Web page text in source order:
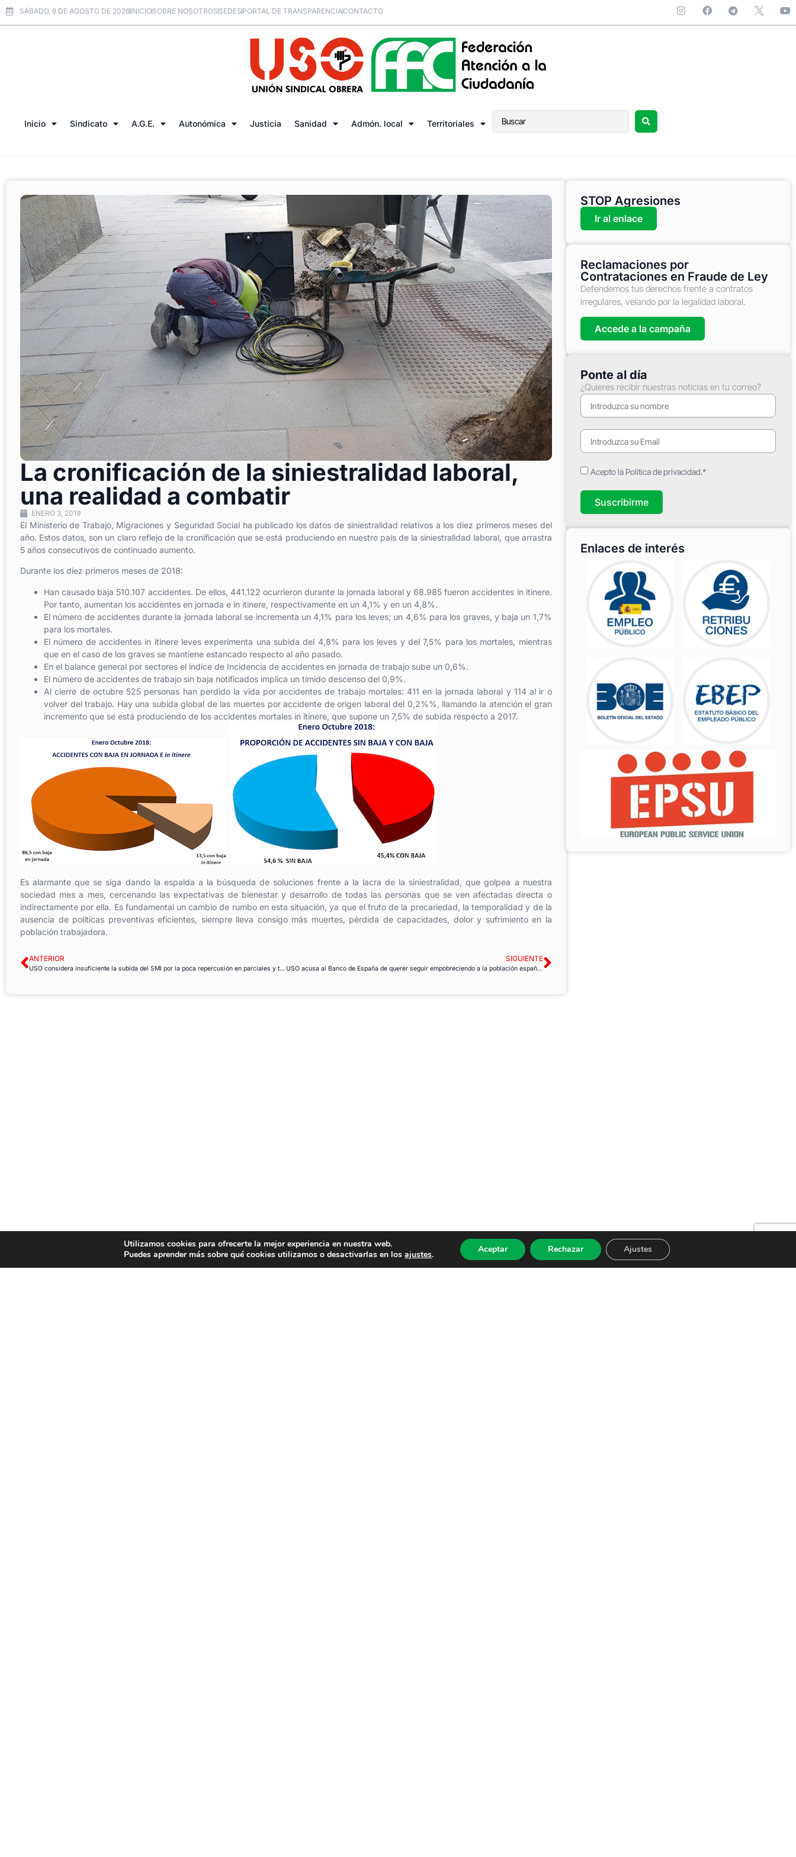
SÁBADO, 8 DE AGOSTO DE 2026INICIOSOBRE NOSOTROSSEDESPORTAL DE TRANSPARENCIACONTACTO
Inicio Sindicato A.G.E. Autonómica Justicia Sanidad Admón. local Territoriales
La cronificación de la siniestralidad laboral,
una realidad a combatir
ENERO 3, 2019
El Ministerio de Trabajo, Migraciones y Seguridad Social ha publicado los datos de siniestralidad relativos a los diez primeros meses del
año. Estos datos, son un claro reflejo de la cronificación que se está produciendo en nuestro país de la siniestralidad laboral, que arrastra
5 años consecutivos de continuado aumento.
Durante los diez primeros meses de 2018:
Han causado baja 510.107 accidentes. De ellos, 441.122 ocurrieron durante la jornada laboral y 68.985 fueron accidentes in itinere.
Por tanto, aumentan los accidentes en jornada e in itinere, respectivamente en un 4,1% y en un 4,8%.
El número de accidentes durante la jornada laboral se incrementa un 4,1% para los leves; un 4,6% para los graves, y baja un 1,7%
para los mortales.
El número de accidentes in itinere leves experimenta una subida del 4,8% para los leves y del 7,5% para los mortales, mientras
que en el caso de los graves se mantiene estancado respecto al año pasado.
En el balance general por sectores el índice de Incidencia de accidentes en jornada de trabajo sube un 0,6%.
El número de accidentes de trabajo sin baja notificados implica un tímido descenso del 0,9%.
Al cierre de octubre 525 personas han perdido la vida por accidentes de trabajo mortales: 411 en la jornada laboral y 114 al ir o
volver del trabajo. Hay una subida global de las muertes por accidente de origen laboral del 0,2%%, llamando la atención el gran
incremento que se está produciendo de los accidentes mortales in itinere, que supone un 7,5% de subida respecto a 2017.
Es alarmante que se siga dando la espalda a la búsqueda de soluciones frente a la lacra de la siniestralidad, que golpea a nuestra
sociedad mes a mes, cercenando las expectativas de bienestar y desarrollo de todas las personas que se ven afectadas directa o
indirectamente por ella. Es fundamental un cambio de rumbo en esta situación, ya que el fruto de la precariedad, la temporalidad y de la
ausencia de políticas preventivas eficientes, siempre lleva consigo más muertes, pérdida de capacidades, dolor y sufrimiento en la
población trabajadora.
ANTERIOR
USO considera insuficiente la subida del SMI por la poca repercusión en parciales y temporales
SIGUIENTE
USO acusa al Banco de España de querer seguir empobreciendo a la población española
STOP Agresiones
Ir al enlace
Reclamaciones por
Contrataciones en Fraude de Ley
Defendemos tus derechos frente a contratos
irregulares, velando por la legalidad laboral.
Accede a la campaña
Ponte al día
¿Quieres recibir nuestras noticias en tu correo?
Acepto la Política de privacidad.*
Suscribirme
Enlaces de interés
Utilizamos cookies para ofrecerte la mejor experiencia en nuestra web.
Puedes aprender más sobre qué cookies utilizamos o desactivarlas en losajustes. Aceptar Rechazar Ajustes